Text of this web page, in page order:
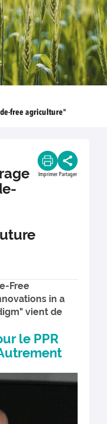
free agriculture"
Imprimer Partager
Free
in a
vient de
le PPR